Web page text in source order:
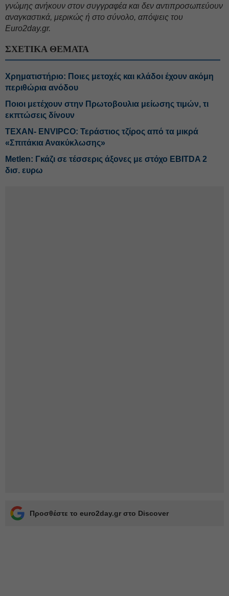
γνώμης ανήκουν στον συγγραφέα και δεν αντιπροσωπεύουν
αναγκαστικά, μερικώς ή στο σύνολο, απόψεις του
Euro2day.gr.
ΣΧΕΤΙΚΑ ΘΕΜΑΤΑ
Χρηματιστήριο: Ποιες μετοχές και κλάδοι έχουν ακόμη
περιθώρια ανόδου
Ποιοι μετέχουν στην Πρωτοβουλια μείωσης τιμών, τι
εκπτώσεις δίνουν
ΤΕΧΑΝ- ENVIPCO: Τεράστιος τζίρος από τα μικρά
«Σπιτάκια Ανακύκλωσης»
Metlen: Γκάζι σε τέσσερις άξονες με στόχο EBITDA 2
δισ. ευρω
Προσθέστε το euro2day.gr στο Discover